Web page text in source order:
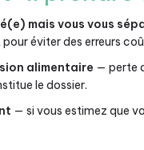
mais vous vous
éviter des erreurs
alimentaire — perte
le dossier.
— si vous estimez que